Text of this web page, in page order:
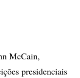
McCain,
presidenciais